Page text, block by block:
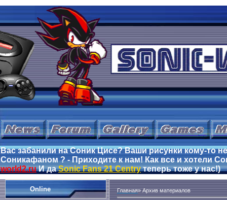
Вас забанили на Соник Цисе? Ваши рисунки кому-то
Соникафаном ? - Приходите к нам! Как все и хотели
world2.ruИ даSonic Fans 21 Centryтеперь тоже у нас!)
Online Главная»Архив материалов